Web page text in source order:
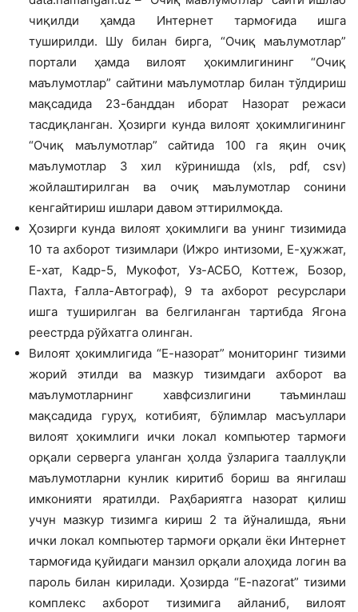
чиқилди ҳамда Интернет тармоғида ишга
туширилди. Шу билан бирга, “Очиқ маълумотлар”
портали ҳамда вилоят ҳокимлигининг “Очиқ
маълумотлар” сайтини маълумотлар билан тўлдириш
мақсадида 23-банддан иборат Назорат режаси
тасдиқланган. Ҳозирги кунда вилоят ҳокимлигининг
“Очиқ маълумотлар” сайтида 100 га яқин очиқ
маълумотлар 3 хил кўринишда (xls, pdf, csv)
жойлаштирилган ва очиқ маълумотлар сонини
кенгайтириш ишлари давом эттирилмоқда.
Ҳозирги кунда вилоят ҳокимлиги ва унинг тизимида
10 та ахборот тизимлари (Ижро интизоми, Е-ҳужжат,
Е-хат, Кадр-5, Мукофот, Уз-АСБО, Коттеж, Бозор,
Пахта, Ғалла-Автограф), 9 та ахборот ресурслари
ишга туширилган ва белгиланган тартибда Ягона
реестрда рўйхатга олинган.
Вилоят ҳокимлигида “Е-назорат” мониторинг тизими
жорий этилди ва мазкур тизимдаги ахборот ва
маълумотларнинг хавфсизлигини таъминлаш
мақсадида гуруҳ, котибият, бўлимлар масъуллари
вилоят ҳокимлиги ички локал компьютер тармоғи
орқали серверга уланган ҳолда ўзларига тааллуқли
маълумотларни кунлик киритиб бориш ва янгилаш
имконияти яратилди. Раҳбариятга назорат қилиш
учун мазкур тизимга кириш 2 та йўналишда, яъни
ички локал компьютер тармоғи орқали ёки Интернет
тармоғида қуйидаги манзил орқали алоҳида логин ва
пароль билан кирилади. Ҳозирда “E-nazorat” тизими
комплекс ахборот тизимига айланиб, вилоят